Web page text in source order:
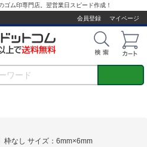
ム印専門店。翌営業日スピード作成！
会員登録
マイページ
枠なし サイズ：6mm×6mm